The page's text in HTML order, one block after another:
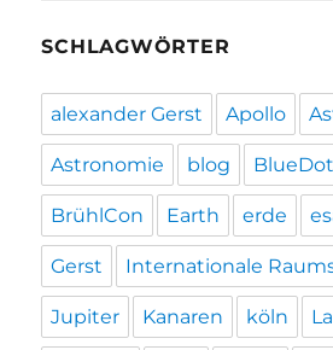
SCHLAGWÖRTER
alexander Gerst Apollo
Astronomie blog BlueDot
BrühlCon Earth erde
Gerst Internationale
Jupiter Kanaren köln